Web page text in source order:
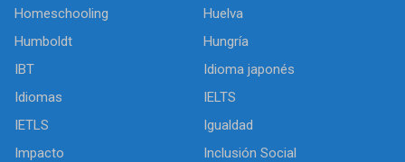
Homeschooling
Huelva
Humboldt
Hungría
IBT
Idioma japonés
Idiomas
IELTS
IETLS
Igualdad
Impacto
Inclusión Social